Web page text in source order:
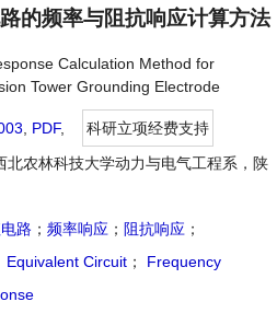
的频率与阻抗响应计算方法
Calculation Method for
Tower Grounding Electrode
PDF,
科研立项经费支持
北农林科技大学动力与电气工程系，陕
路 ； 频率响应 ； 阻抗响应 ；
Equivalent Circuit ；
Frequency